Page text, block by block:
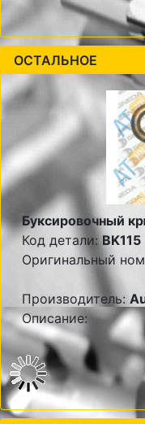
ОСТАЛЬНОЕ
Буксировочный
Код детали:BK115
Оригинальный
Производитель:
Описание: